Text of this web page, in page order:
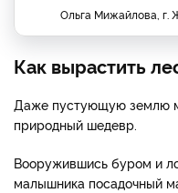
Ольга Мижайлова, г.
Как вырастить
Даже пустующую землю
природный шедевр.
Вооружившись буром и
малышника посадочный